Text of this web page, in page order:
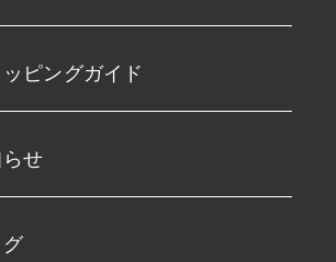
ピングガイド
せ